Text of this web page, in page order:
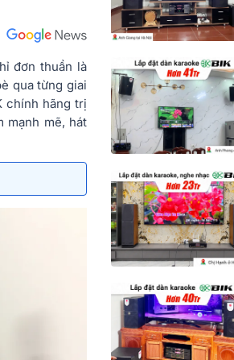
đơn thuần là
qua từng giai
chính hãng trị
mạnh mẽ, hát